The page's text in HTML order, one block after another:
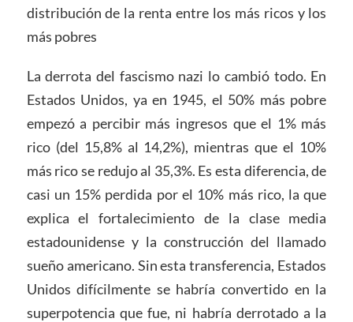
distribución de la renta entre los más ricos y los
más pobres
La derrota del fascismo nazi lo cambió todo. En
Estados Unidos, ya en 1945, el 50% más pobre
empezó a percibir más ingresos que el 1% más
rico (del 15,8% al 14,2%), mientras que el 10%
más rico se redujo al 35,3%. Es esta diferencia, de
casi un 15% perdida por el 10% más rico, la que
explica el fortalecimiento de la clase media
estadounidense y la construcción del llamado
sueño americano. Sin esta transferencia, Estados
Unidos difícilmente se habría convertido en la
superpotencia que fue, ni habría derrotado a la